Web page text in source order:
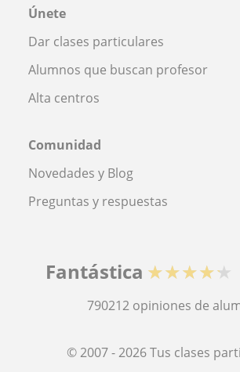
Únete
Dar clases particulares
Alumnos que buscan profesor
Alta centros
Comunidad
Novedades y Blog
Preguntas y respuestas
Fantástica ★★★★★
790212 opiniones de
© 2007 - 2026 Tus clases